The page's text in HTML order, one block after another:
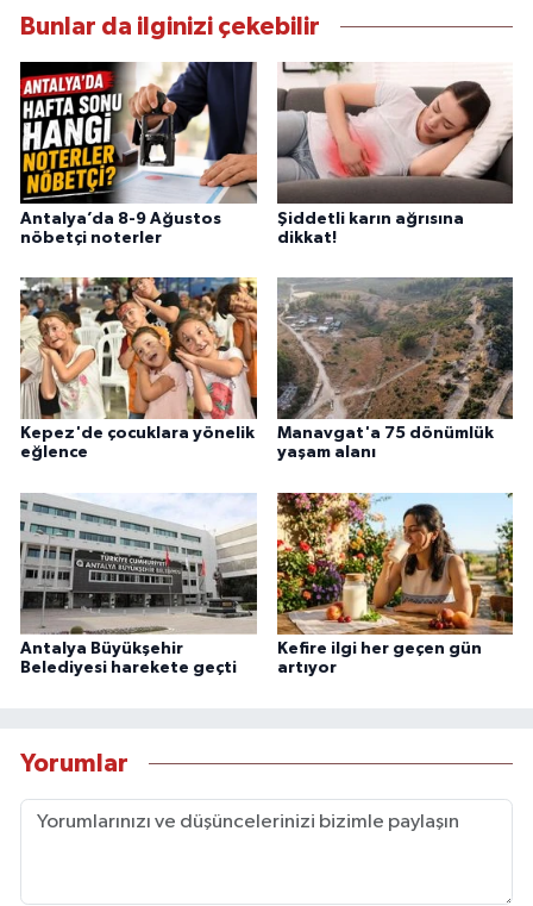
Bunlar da ilginizi çekebilir
Antalya’da 8-9 Ağustos
nöbetçi noterler
Şiddetli karın ağrısına
dikkat!
Kepez'de çocuklara yönelik
eğlence
Manavgat'a 75 dönümlük
yaşam alanı
Antalya Büyükşehir
Belediyesi harekete geçti
Kefire ilgi her geçen gün
artıyor
Yorumlar